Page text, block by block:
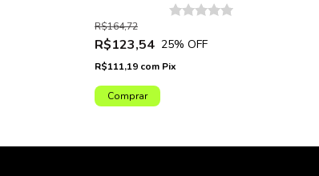
R$123,54
R$164,72
25% OFF
R$111,19 com Pix